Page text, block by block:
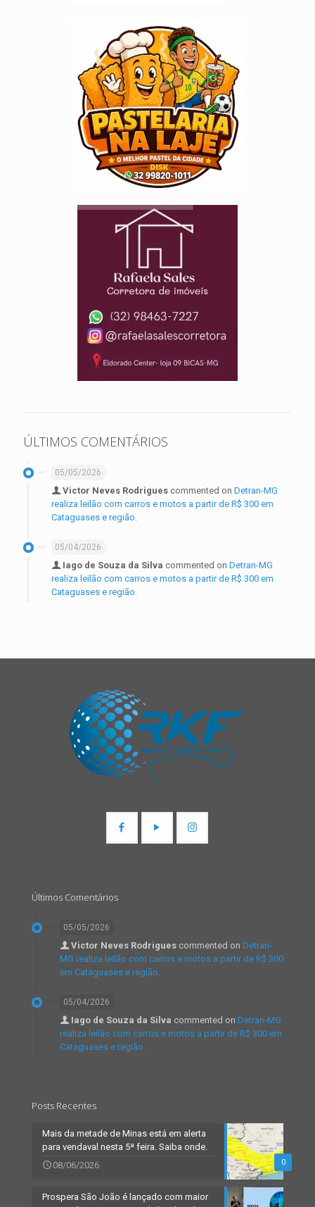
ÚLTIMOS COMENTÁRIOS
05/05/2026
Victor Neves Rodrigues commented on Detran-MG
realiza leilão com carros e motos a partir de R$ 300 em
Cataguases e região.
05/04/2026
Iago de Souza da Silva commented on Detran-MG
realiza leilão com carros e motos a partir de R$ 300 em
Cataguases e região.
Últimos Comentários
05/05/2026
Victor Neves Rodrigues commented on Detran-
MG realiza leilão com carros e motos a partir de R$ 300
em Cataguases e região.
05/04/2026
Iago de Souza da Silva commented on Detran-MG
realiza leilão com carros e motos a partir de R$ 300 em
Cataguases e região.
Posts Recentes
0
Mais da metade de Minas está em alerta
para vendaval nesta 5ª feira. Saiba onde.
08/06/2026
Prospera São João é lançado com maior